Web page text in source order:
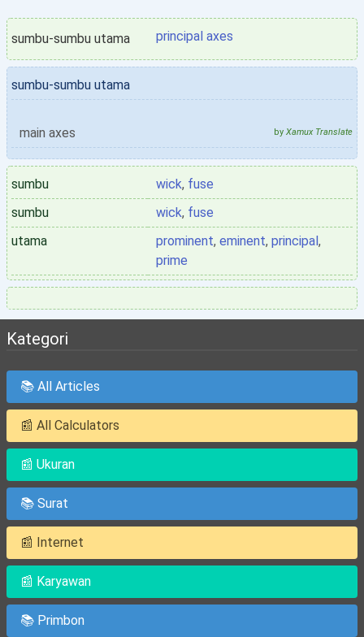
sumbu-sumbu utama principal axes
sumbu-sumbu utama
main axes by Xamux Translate
sumbu wick, fuse
sumbu
wick, fuse
utama
prominent, eminent, principal,
prime
Kategori
📚 All Articles
📰 All Calculators
📰 Ukuran
📚 Surat
📰 Internet
📰 Karyawan
📚 Primbon